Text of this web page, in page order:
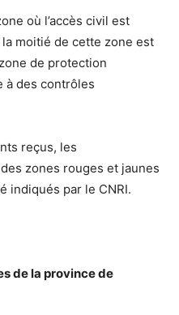
où l’accès civil est
moitié de cette zone est
de protection
à des contrôles
reçus, les
zones rouges et jaunes
indiqués par le CNRI.
de la province de